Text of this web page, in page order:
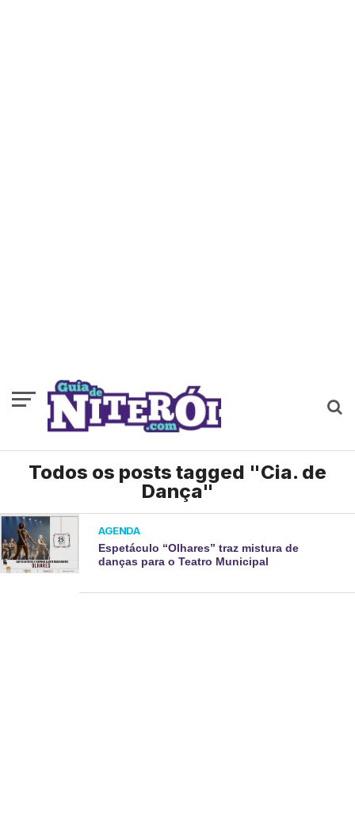
Todos os posts tagged "Cia. de
Dança"
AGENDA
Espetáculo “Olhares” traz mistura de
danças para o Teatro Municipal